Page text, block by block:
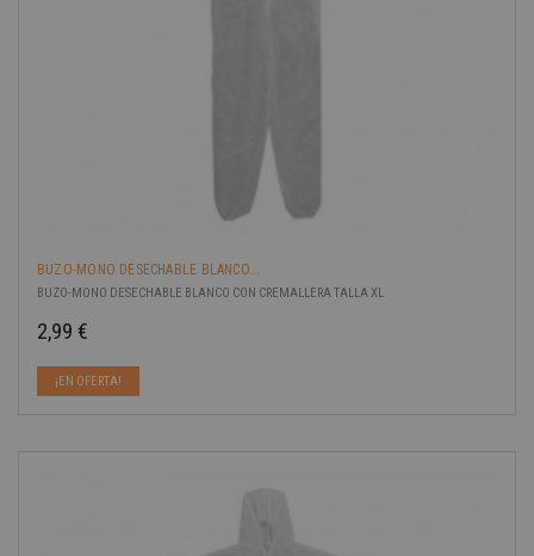
BUZO-MONO DESECHABLE BLANCO...
BUZO-MONO DESECHABLE BLANCO CON CREMALLERA TALLA XL
2,99 €
¡EN OFERTA!